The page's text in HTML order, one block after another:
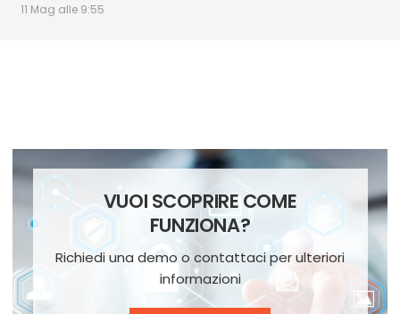
11 Mag alle 9:55
VUOI SCOPRIRE COME
FUNZIONA?
Richiedi una demo o contattaci per ulteriori
informazioni